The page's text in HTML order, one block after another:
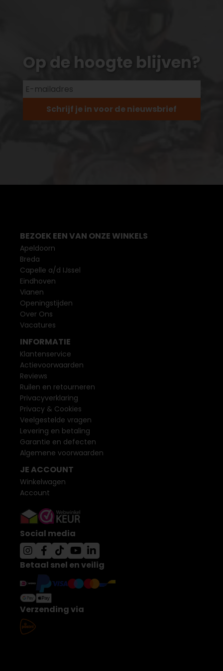
Op de hoogte blijven?
Schrijf je in voor de nieuwsbrief
BEZOEK EEN VAN ONZE WINKELS
Apeldoorn
Breda
Capelle a/d IJssel
Eindhoven
Vianen
Openingstijden
Over Ons
Vacatures
INFORMATIE
Klantenservice
Actievoorwaarden
Reviews
Ruilen en retourneren
Privacyverklaring
Privacy & Cookies
Veelgestelde vragen
Levering en betaling
Garantie en defecten
Algemene voorwaarden
JE ACCOUNT
Winkelwagen
Account
Social media
Betaal snel en veilig
Verzending via